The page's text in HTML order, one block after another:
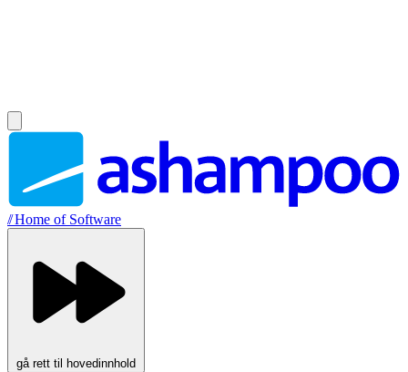
//Home of Software
gå rett til hovedinnhold